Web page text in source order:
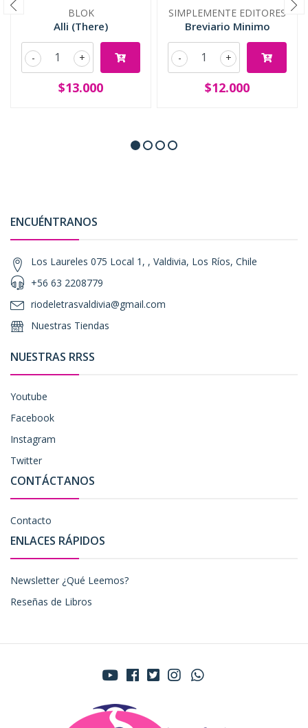
BLOK
Alli (There)
+
-
$13.000
SIMPLEMENTE EDITORES
Breviario Minimo
+
-
$12.000
ENCUÉNTRANOS
Los Laureles 075 Local 1, , Valdivia, Los Ríos, Chile
+56 63 2208779
riodeletrasvaldivia@gmail.com
Nuestras Tiendas
NUESTRAS RRSS
Youtube
Facebook
Instagram
Twitter
CONTÁCTANOS
Contacto
ENLACES RÁPIDOS
Newsletter ¿Qué Leemos?
Reseñas de Libros